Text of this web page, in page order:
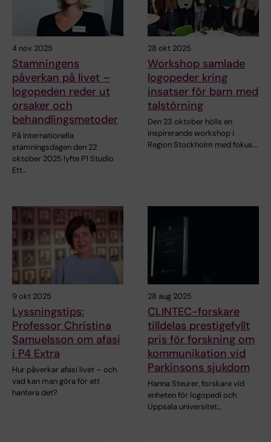
4 nov 2025
Stamningens
påverkan på livet –
logopeden reder ut
orsaker och
behandlingsmetoder
På Internationella
stamningsdagen den 22
oktober 2025 lyfte P1 Studio
Ett…
28 okt 2025
Workshop samlade
logopeder kring
insatser för barn med
talstörning
Den 23 oktober hölls en
inspirerande workshop i
Region Stockholm med fokus…
9 okt 2025
Lyssningstips:
Professor Christina
Samuelsson om afasi
i P4 Extra
Hur påverkar afasi livet – och
vad kan man göra för att
hantera det?
28 aug 2025
CLINTEC-forskare
tilldelas prestigefyllt
pris för forskning om
kommunikation vid
Parkinsons sjukdom
Hanna Steurer, forskare vid
enheten för logopedi och
Uppsala universitet…